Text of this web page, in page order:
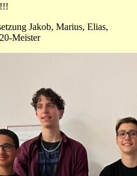
Jakob, Marius, Elias,
Meister